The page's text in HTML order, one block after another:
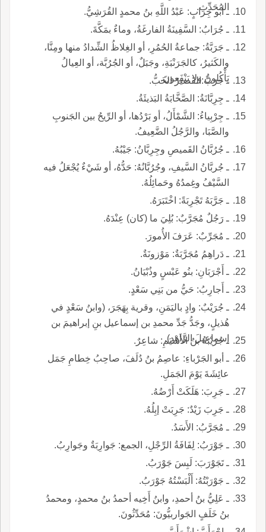
المُحَدِّثِ.
ـ أبو جِرابٍ: عَبْدُ اللَّهِ بنُ محمدٍ القُرَشِيُّ.
ـ جُرَابُ: السَّفِينَةُ الفارغَةُ، وماءٌ بمَكَّةَ.
ـ جَرَبَّةُ: جماعةُ الحُمُرِ، أو الغِلاظُ الشِّدادُ منها ومِنَّا،
والكَثيرُ، كالجَرَنْبَةِ، وجَبَلٌ، أو الجُرُبَّة، أو العِيالُ
يَأْكُلونَ ولا يَنْفَعونَ.
ـ جَرَبُّ:القَصيرُ الخَبُّ.
ـ جِرِبَّانَةُ: الصَّخَّابَةُ البَذيئَةُ.
ـ جِرْبِياءُ: الشَّمْأَلُ، أو بَرْدُها، أو الرِّيحُ بين الجَنوبِ
والصَّبَا، والرَّجُلُ الضَّعِيفُ.
ـ جُرُبَّانُ القَميصِ وجِرِبَّانُ: جَيْبُهُ.
ـ جُربَّانُ السَّيفِ، وجُرُبَّانُهُ: حَدُّهُ، أو شَيْءٌ يُجْعَلُ فيه
السَّيْفُ وغِمدُهُ وحَمائِلُهُ.
ـ جَرَّبَهُ تَجْرِبَةً: اخْتَبَرَهُ.
ـ رَجُلٌ مُجَرَّبٌ: بُلِيَ ما (كان) عِنْدَهُ.
ـ مُجَرِّبٌ: عَرَفَ الأُمورَ.
ـ دَراهِمُ مُجَرَّبَةٌ: مَوْزونَةٌ.
ـ أَجْرَبَانِ: بنُو عَبْسٍ وذُبْيَانُ.
ـ أَجارِبُ: حَيُّ من بَنِي سَعْدٍ.
ـ جُرَيْبٌ: وادٍ باليَمَنِ، وقرية بِهَجَرَ، (وابنُ سَعْدٍ في
هُذيلٍ، وجَدُّ جَدِّ محمدِ بن إسماعيل بنِ إبراهيمَ بن
إسماعيلَ الزَّاهِدِ).ـ جُرَيْبَةُ بنُ الأَشْيَمِ: شاعِرٌ.
ـ أبو الجَرْباءِ: عاصِمُ بنُ دُلَفَ، صاحِبُ خِطامِ جَمَل
عائِشَةَ يَوْمَ الجَمَلِ.
ـ جَرِبَ: هَلَكَتْ أَرْضُهُ.
ـ جَرِبَ زَيْدٌ: جَرِبَتْ إبِلُهُ.
ـ مُجَرَّبُ: الأَسَدُ.
ـ جَوْرَبُ: لِفَافَةُ الرِّجْلِ، الجمع: جَوارِبَةٌ وجَوارِبُ.
ـ تَجَوْرَبَ: لَبِسَ جَوْرَبُ.
ـ جَوْرَبْتُهُ: أَلْبَسْتُهُ جَوْرَبُ.
ـ عَلِيُّ بنُ أحمدِ، وابنُ أَخِيه أحمدُ بنُ محمدٍ، ومحمدُ
بنُ خَلَفٍ الجَواربيُّونَ: مُحَدِّثُونَ.